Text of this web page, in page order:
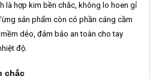
là hợp kim bền chắc, không lo hoen gỉ
sản phẩm còn có phần cáng cầm
dẻo, đảm bảo an toàn cho tay
độ.
chắc